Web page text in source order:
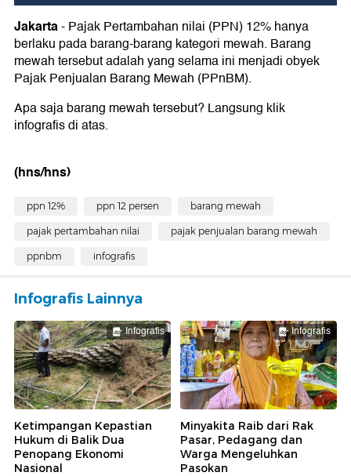
Jakarta- Pajak Pertambahan nilai (PPN) 12% hanya
berlaku pada barang-barang kategori mewah. Barang
mewah tersebut adalah yang selama ini menjadi obyek
Pajak Penjualan Barang Mewah (PPnBM).
Apa saja barang mewah tersebut? Langsung klik
infografis di atas.
(hns/hns)
ppn 12% ppn 12 persen barang mewah
pajak pertambahan nilai pajak penjualan barang mewah
ppnbm infografis
Infografis Lainnya
Infografis
Ketimpangan Kepastian
Hukum di Balik Dua
Penopang Ekonomi
Nasional
Infografis
Minyakita Raib dari Rak
Pasar, Pedagang dan
Warga Mengeluhkan
Pasokan